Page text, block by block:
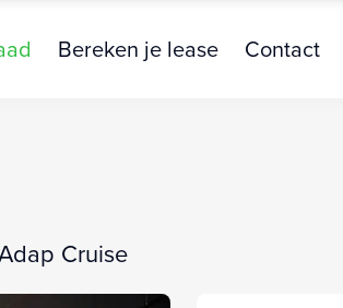
Bereken je lease Contact
Cruise